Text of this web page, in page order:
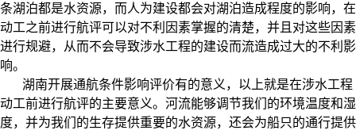
条湖泊都是水资源，而人为建设都会对湖泊造成程度的影响，在
动工之前进行航评可以对不利因素掌握的清楚，并且对这些因素
进行规避，从而不会导致涉水工程的建设而流造成过大的不利影
响。
湖南开展通航条件影响评价有的意义，以上就是在涉水工程
动工前进行航评的主要意义。河流能够调节我们的环境温度和湿
度，并为我们的生存提供重要的水资源，还会为船只的通行提供